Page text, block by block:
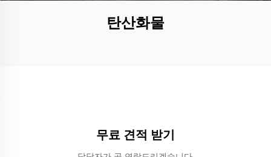
탄산화물
무료 견적 받기